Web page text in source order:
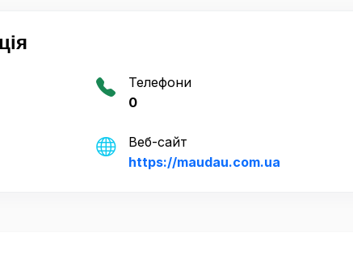
Телефони
0
Веб-сайт
https://maudau.com.ua